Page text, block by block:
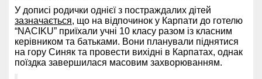
У дописі родички однієї з постраждалих дітей
зазначається, що на відпочинок у Карпати до готелю
“NACIKU” приїхали учні 10 класу разом із класним
керівником та батьками. Вони планували піднятися
на гору Синяк та провести вихідні в Карпатах, однак
поїздка завершилася масовим захворюванням.